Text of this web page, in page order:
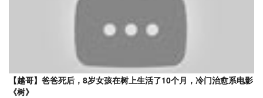
【越哥】爸爸死后，8岁女孩在树上生活了10个月，冷门治愈系电影
《树》